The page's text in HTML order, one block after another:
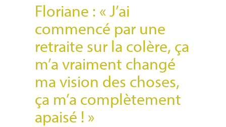
Floriane : « J’ai
commencé par une
retraite sur la colère, ça
m’a vraiment changé
ma vision des choses,
ça m’a complètement
apaisé ! »